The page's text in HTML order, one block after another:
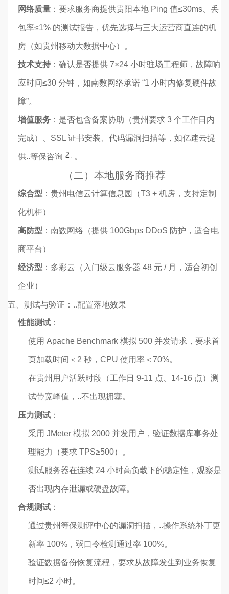
网络质量 ：要求服务商提供贵阳本地 Ping 值≤30ms、丢
包率≤1% 的测试报告，优先选择与三大运营商直连的机
房（如贵州移动大数据中心）。
技术支持 ：确认是否提供 7×24 小时驻场工程师，故障响
应时间≤30 分钟，如南数网络承诺 “1 小时内修复硬件故
障”。
增值服务 ：是否包含备案协助（贵州要求 3 个工作日内
完成）、SSL 证书安装、代码漏洞扫描等，如亿速云提
供..等保咨询 26 。
（二）本地服务商推荐
综合型 ：贵州电信云计算信息园（T3 + 机房，支持定制
化机柜）
高防型 ：南数网络（提供 100Gbps DDoS 防护，适合电
商平台）
经济型 ：多彩云（入门级云服务器 48 元 / 月，适合初创
企业）
五、测试与验证：..配置落地效果
性能测试 ：
使用 Apache Benchmark 模拟 500 并发请求，要求首
页加载时间＜2 秒，CPU 使用率＜70%。
在贵州用户活跃时段（工作日 9-11 点、14-16 点）测
试带宽峰值，..不出现拥塞。
压力测试 ：
采用 JMeter 模拟 2000 并发用户，验证数据库事务处
理能力（要求 TPS≥500）。
测试服务器在连续 24 小时高负载下的稳定性，观察是
否出现内存泄漏或硬盘故障。
合规测试 ：
通过贵州等保测评中心的漏洞扫描，..操作系统补丁更
新率 100%，弱口令检测通过率 100%。
验证数据备份恢复流程，要求从故障发生到业务恢复
时间≤2 小时。